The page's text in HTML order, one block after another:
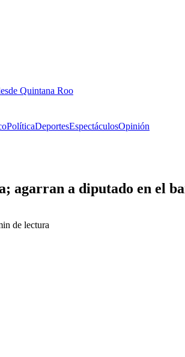
Quintana Roo
PolíticaDeportesEspectáculosOpinión
agarran a diputado en el
de lectura